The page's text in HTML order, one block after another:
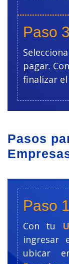
Paso 3
Selecciona
pagar.
finalizar
Pasos
Paso 1
Con tu
ingresar
ubicar